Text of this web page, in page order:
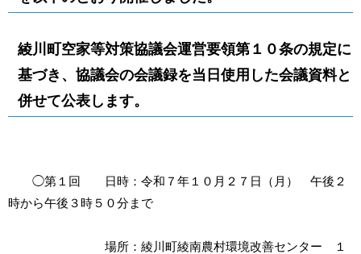
綾川町空家等対策協議会運営要領第１０条の規定に
基づき、協議会の会議録を当日使用した会議資料と
併せて公表します。
◯第１回 日時：令和７年１０月２７日（月） 午後２
時から午後３時５０分まで
場所：綾川町綾南農村環境改善センター １